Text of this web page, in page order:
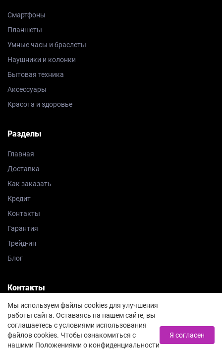
Смартфоны
Планшеты
Умные часы и браслеты
Наушники и колонки
Бытовая техника
Аксессуары
Красота и здоровье
Разделы
Главная
Доставка
Как заказать
Кредит
Контакты
Гарантия
Трейд-ин
Блог
Контакты
8 812 385-74-08
Заказать звонок
Мы используем файлы cookies для улучшения
работы сайта. Оставаясь на нашем сайте, вы
соглашаетесь с условиями использования
файлов cookies. Чтобы ознакомиться с
нашими Положениями о конфиденциальности
Я согласен